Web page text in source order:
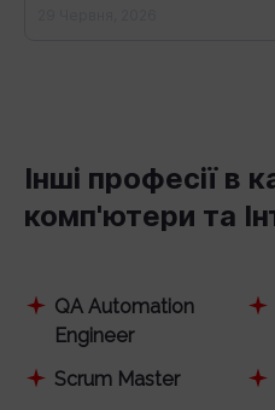
Інші професії в
комп'ютери та
QA Automation
Engineer
Scrum Master